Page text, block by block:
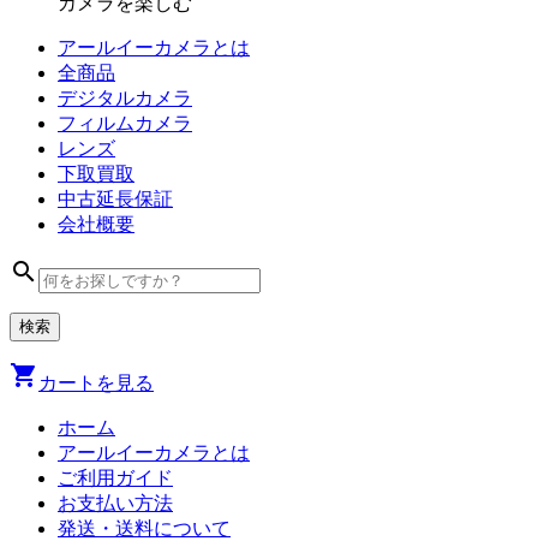
アールイーカメラとは
全商品
デジタルカメラ
フィルム カメラ
レンズ
下取買取
中古延長保証
会社概要
search
shopping_cart カートを見る
ホーム
アールイーカメラとは
ご利用ガイド
お支払い方法
発送・送料について